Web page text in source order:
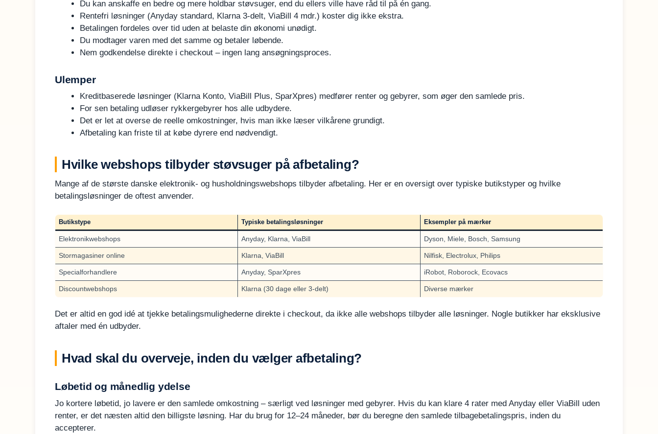
Du kan anskaffe en bedre og mere holdbar støvsuger, end du ellers ville have råd til på én gang.
Rentefri løsninger (Anyday standard, Klarna 3-delt, ViaBill 4 mdr.) koster dig ikke ekstra.
Betalingen fordeles over tid uden at belaste din økonomi unødigt.
Du modtager varen med det samme og betaler løbende.
Nem godkendelse direkte i checkout – ingen lang ansøgningsproces.
Ulemper
Kreditbaserede løsninger (Klarna Konto, ViaBill Plus, SparXpres) medfører renter og gebyrer, som øger den samlede pris.
For sen betaling udløser rykkergebyrer hos alle udbydere.
Det er let at overse de reelle omkostninger, hvis man ikke læser vilkårene grundigt.
Afbetaling kan friste til at købe dyrere end nødvendigt.
Hvilke webshops tilbyder støvsuger på afbetaling?
Mange af de største danske elektronik- og husholdningswebshops tilbyder afbetaling. Her er en oversigt over typiske butikstyper og hvilke
betalingsløsninger de oftest anvender.
Butikstype Typiske betalingsløsninger Eksempler på mærker
Elektronikwebshops Anyday, Klarna, ViaBill Dyson, Miele, Bosch, Samsung
Stormagasiner online Klarna, ViaBill Nilfisk, Electrolux, Philips
Specialforhandlere Anyday, SparXpres iRobot, Roborock, Ecovacs
Discountwebshops Klarna (30 dage eller 3-delt) Diverse mærker
Det er altid en god idé at tjekke betalingsmulighederne direkte i checkout, da ikke alle webshops tilbyder alle løsninger. Nogle butikker har eksklusive
aftaler med én udbyder.
Hvad skal du overveje, inden du vælger afbetaling?
Løbetid og månedlig ydelse
Jo kortere løbetid, jo lavere er den samlede omkostning – særligt ved løsninger med gebyrer. Hvis du kan klare 4 rater med Anyday eller ViaBill uden
renter, er det næsten altid den billigste løsning. Har du brug for 12–24 måneder, bør du beregne den samlede tilbagebetalingspris, inden du
accepterer.